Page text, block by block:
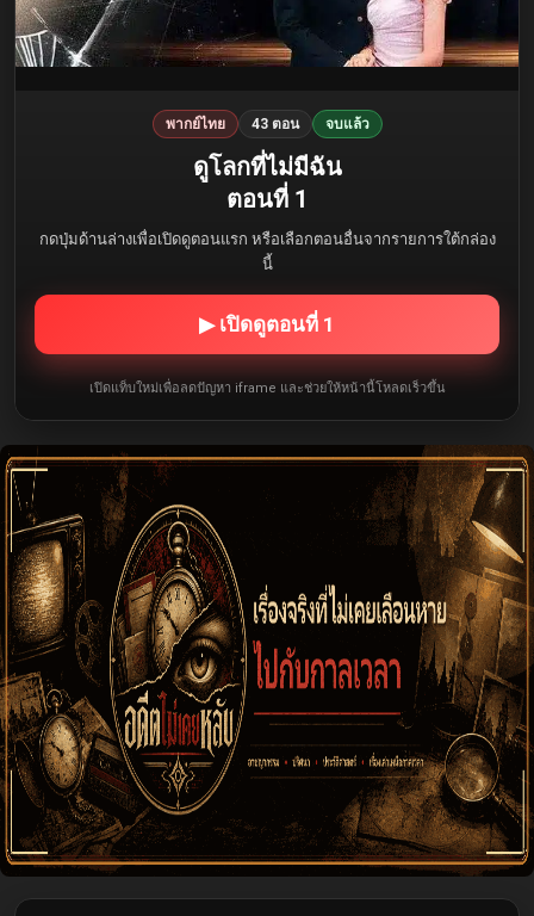
พากย์ไทย 43 ตอน จบแล้ว
ดูโลกที่ไม่มีฉัน
ตอนที่ 1
กดปุ่มด้านล่างเพื่อเปิดดูตอนแรก หรือเลือกตอนอื่นจากรายการใต้กล่อง
นี้
▶ เปิดดูตอนที่ 1
เปิดแท็บใหม่เพื่อลดปัญหา iframe และช่วยให้หน้านี้โหลดเร็วขึ้น